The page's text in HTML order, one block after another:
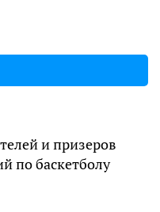
и призеров
по баскетболу